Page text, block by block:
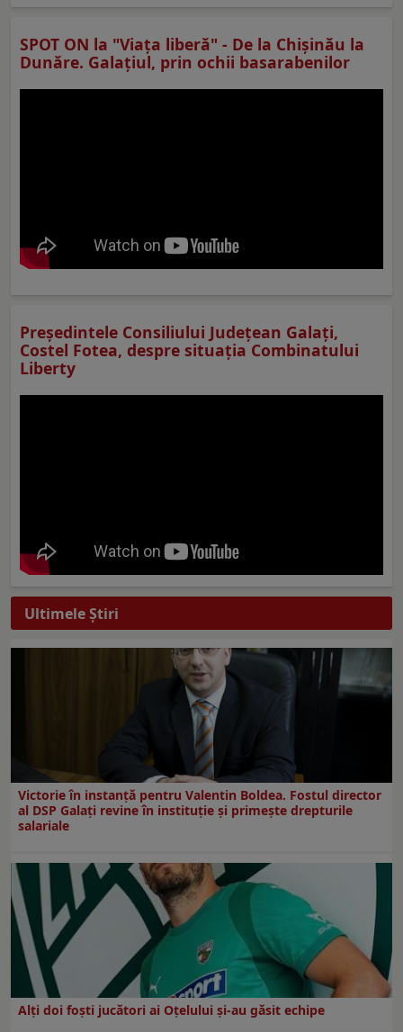
SPOT ON la "Viaţa liberă" - De la Chișinău la
Dunăre. Galațiul, prin ochii basarabenilor
Preşedintele Consiliului Judeţean Galaţi,
Costel Fotea, despre situaţia Combinatului
Liberty
Ultimele Ştiri
Victorie în instanță pentru Valentin Boldea. Fostul director
al DSP Galați revine în instituție și primește drepturile
salariale
Alți doi foști jucători ai Oțelului și-au găsit echipe